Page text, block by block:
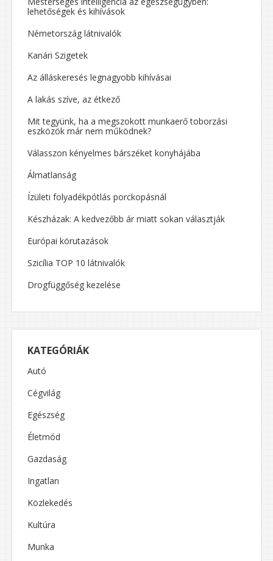
lehetőségek és kihívások
Németország látnivalók
Kanári Szigetek
Az álláskeresés legnagyobb kihívásai
A lakás szíve, az étkező
Mit tegyünk, ha a megszokott munkaerő toborzási
eszközök már nem működnek?
Válasszon kényelmes bárszéket konyhájába
Álmatlanság
Ízületi folyadékpótlás porckopásnál
Készházak: A kedvezőbb ár miatt sokan választják
Európai körutazások
Szicília TOP 10 látnivalók
Drogfüggőség kezelése
KATEGÓRIÁK
Autó
Cégvilág
Egészség
Életmód
Gazdaság
Ingatlan
Közlekedés
Kultúra
Munka